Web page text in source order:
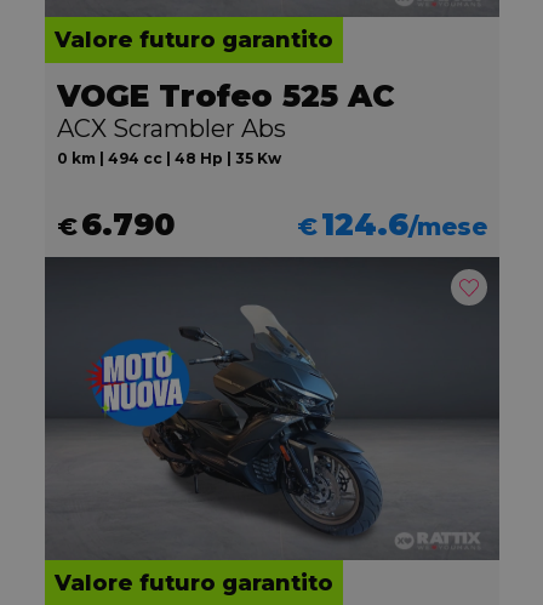
Valore futuro garantito
VOGE Trofeo 525 AC
ACX Scrambler Abs
0 km | 494 cc | 48 Hp | 35 Kw
€6.790 €124.6/mese
Valore futuro garantito